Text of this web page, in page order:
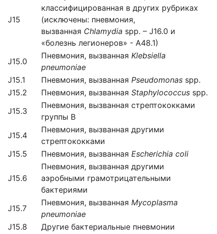
J15
классифицированная в других рубриках
(исключены: пневмония,
вызванная Chlamydia spp. – J16.0 и
«болезнь легионеров» - А48.1)
J15.0
Пневмония, вызванная Klebsiella
pneumoniae
J15.1
Пневмония, вызванная Pseudomonas spp.
J15.2
Пневмония, вызванная Staphylococcus spp.
J15.3
Пневмония, вызванная стрептококками
группы В
J15.4
Пневмония, вызванная другими
стрептококками
J15.5
Пневмония, вызванная Escherichia coli
J15.6
Пневмония, вызванная другими
аэробными грамотрицательными
бактериями
J15.7
Пневмония, вызванная Mycoplasma
pneumoniae
J15.8
Другие бактериальные пневмонии